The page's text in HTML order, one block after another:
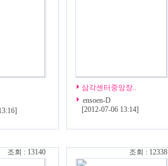
]
삼각센터중앙장..
ensoen-D
[2012-07-06 13:14]
조회 : 13140 조회 : 12338